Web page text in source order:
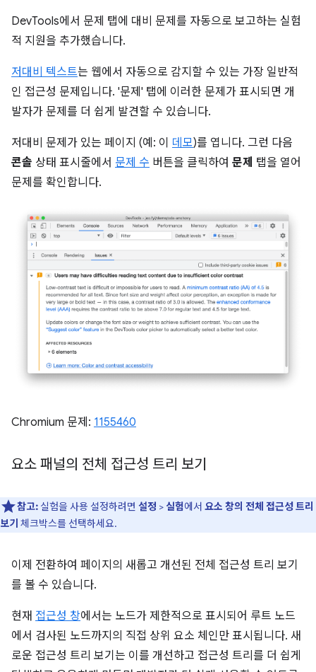
DevTools에서 문제 탭에 대비 문제를 자동으로 보고하는 실험
적 지원을 추가했습니다.
저대비 텍스트는 웹에서 자동으로 감지할 수 있는 가장 일반적
인 접근성 문제입니다. '문제' 탭에 이러한 문제가 표시되면 개
발자가 문제를 더 쉽게 발견할 수 있습니다.
저대비 문제가 있는 페이지 (예: 이 데모)를 엽니다. 그런 다음
콘솔 상태 표시줄에서 문제 수 버튼을 클릭하여 문제 탭을 열어
문제를 확인합니다.
Chromium 문제: 1155460
요소 패널의 전체 접근성 트리 보기
참고: 실험을 사용 설정하려면 설정 > 실험에서 요소 창의 전체 접근성 트리
보기 체크박스를 선택하세요.
이제 전환하여 페이지의 새롭고 개선된 전체 접근성 트리 보기
를 볼 수 있습니다.
현재 접근성 창에서는 노드가 제한적으로 표시되어 루트 노드
에서 검사된 노드까지의 직접 상위 요소 체인만 표시됩니다. 새
로운 접근성 트리 보기는 이를 개선하고 접근성 트리를 더 쉽게